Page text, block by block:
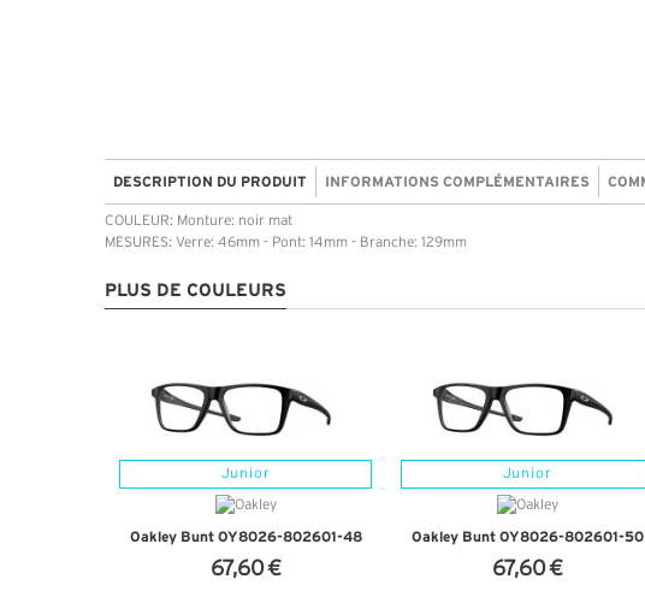
DESCRIPTION DU PRODUIT INFORMATIONS COMPLÉMENTAIRES
COULEUR: Monture: noir mat
MESURES: Verre: 46mm - Pont: 14mm - Branche: 129mm
PLUS DE COULEURS
Junior
Oakley Bunt OY8026-802601-48
67,60 €
Junior
Oakley Bunt OY8026-802601-50
67,60 €